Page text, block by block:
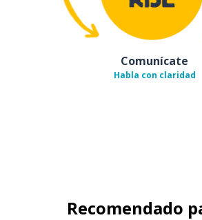
Comunícate
Habla con claridad
Recomendado